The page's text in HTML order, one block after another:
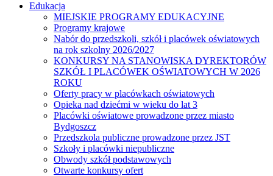
Edukacja
MIEJSKIE PROGRAMY EDUKACYJNE
Programy krajowe
Nabór do przedszkoli, szkół i placówek oświatowych
na rok szkolny 2026/2027
KONKURSY NA STANOWISKA DYREKTORÓW
SZKÓŁ I PLACÓWEK OŚWIATOWYCH W 2026
ROKU
Oferty pracy w placówkach oświatowych
Opieka nad dziećmi w wieku do lat 3
Placówki oświatowe prowadzone przez miasto
Bydgoszcz
Przedszkola publiczne prowadzone przez JST
Szkoły i placówki niepubliczne
Obwody szkół podstawowych
Otwarte konkursy ofert